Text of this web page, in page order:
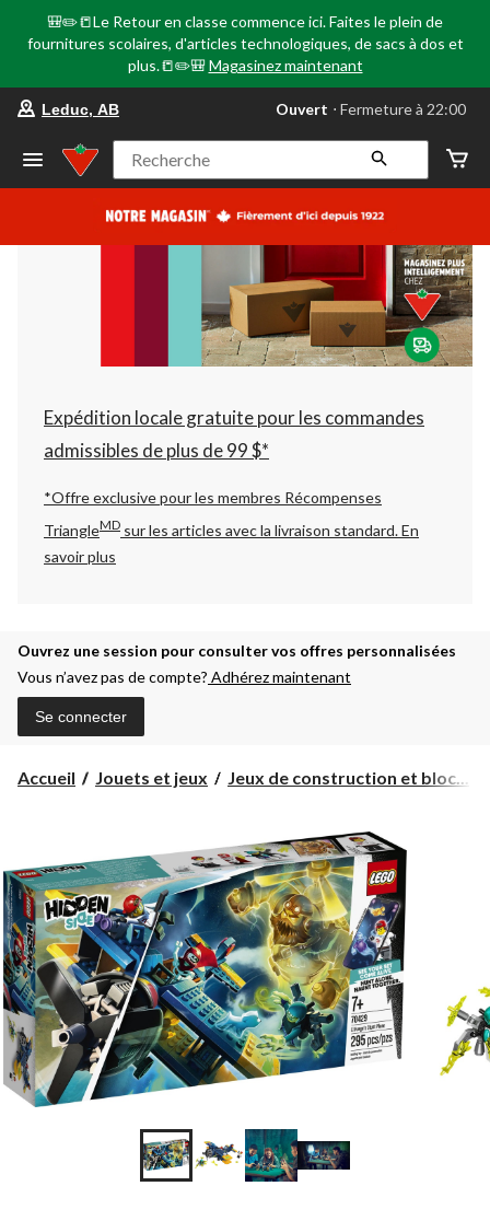
🎒✏️📒Le Retour en classe commence ici. Faites le plein de
fournitures scolaires, d'articles technologiques, de sacs à dos et
plus.📒✏️🎒 Magasinez maintenant
votre
préféré
Leduc,
AB,
courament
Fermeture
à
22:00
cliquer
pour
changer
Leduc, AB Ouvert ⋅ Fermeture à 22:00
Recherche
Expédition locale gratuite pour les commandes
admissibles de plus de 99 $*
*Offre exclusive pour les membres Récompenses
TriangleMD sur les articles avec la livraison standard.En
savoir plus
Ouvrez une session pour consulter vos offres personnalisées
Vous n’avez pas de compte? Adhérez maintenant
Se connecter
Accueil Jouets et jeux Jeux de construction et bloc...